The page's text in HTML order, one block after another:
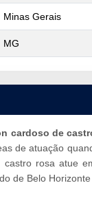
Minas Gerais
MG
cardoso de
de atuação
rosa atue
de Belo